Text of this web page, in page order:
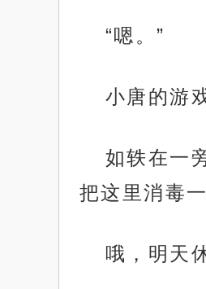
“嗯。”
小唐的游
如轶在一
把这里消毒一
哦，明天